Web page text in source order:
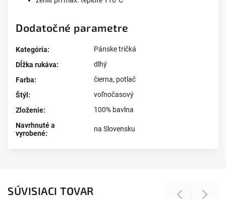
Dodatočné parametre
Kategória:
Pánske tričká
Dĺžka rukáva:
dlhý
Farba: čierna, potlač
Štýl :
voľnočasový
Zloženie:
100% bavlna
Navrhnuté a
vyrobené:
na Slovensku
SÚVISIACI TOVAR Previous Next